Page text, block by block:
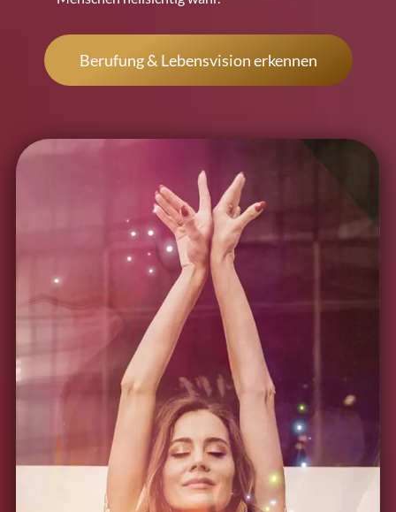
Berufung & Lebensvision erkennen